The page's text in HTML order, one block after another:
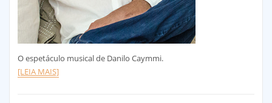
O espetáculo musical de Danilo Caymmi.
[LEIA MAIS]